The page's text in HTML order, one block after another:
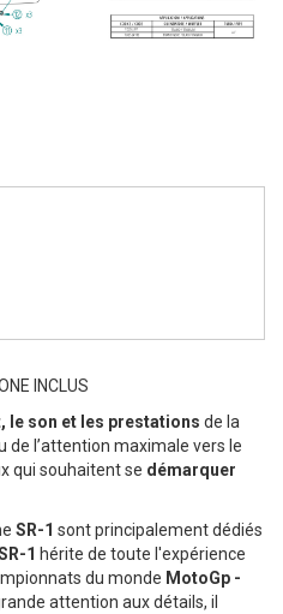
INCLUS
le son et les prestations de la
de l’attention maximale vers le
qui souhaitent se démarquer
SR-1 sont principalement dédiés
1 hérite de toute l'expérience
du monde MotoGp -
attention aux détails, il